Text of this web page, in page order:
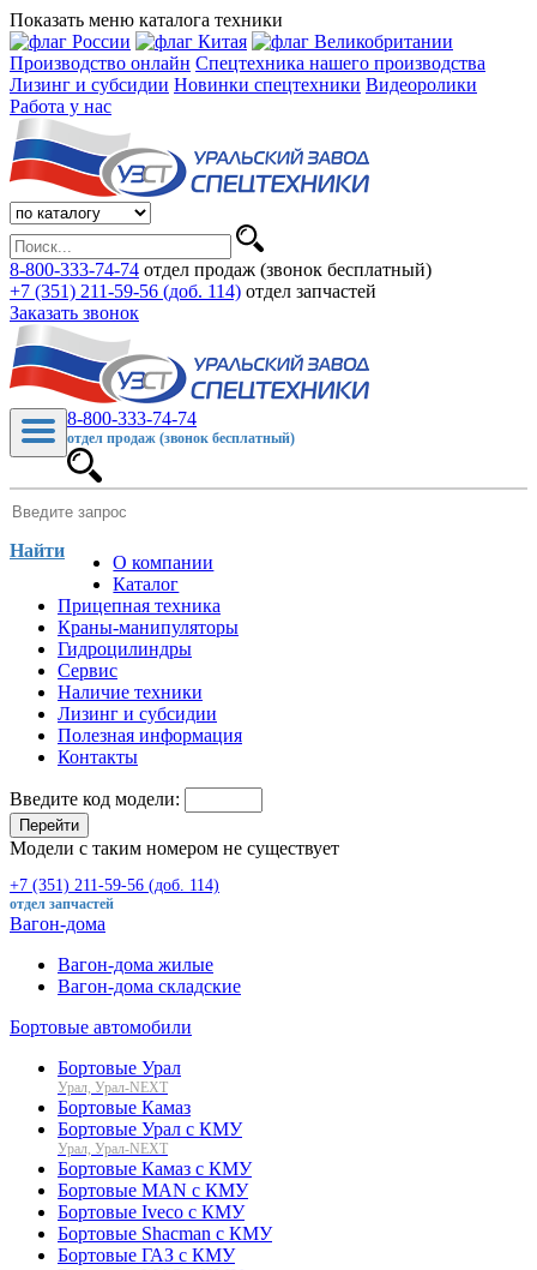
Показать меню каталога техники
Производство онлайн Спецтехника нашего производства
Лизинг и субсидии Новинки спецтехники Видеоролики
Работа у нас
8-800-333-74-74 отдел продаж (звонок бесплатный)
+7 (351) 211-59-56 (доб. 114) отдел запчастей
Заказать звонок
8-800-333-74-74
отдел продаж (звонок бесплатный)
Найти
О компании
Каталог
Прицепная техника
Краны-манипуляторы
Гидроцилиндры
Сервис
Наличие техники
Лизинг и субсидии
Полезная информация
Контакты
Введите код модели:
Перейти
Модели с таким номером не существует
+7 (351) 211-59-56 (доб. 114)
отдел запчастей
Вагон-дома
Вагон-дома жилые
Вагон-дома складские
Бортовые автомобили
Бортовые Урал
Урал, Урал-NEXT
Бортовые Камаз
Бортовые Урал с КМУ
Урал, Урал-NEXT
Бортовые Камаз с КМУ
Бортовые MAN с КМУ
Бортовые Iveco с КМУ
Бортовые Shacman с КМУ
Бортовые ГАЗ с КМУ